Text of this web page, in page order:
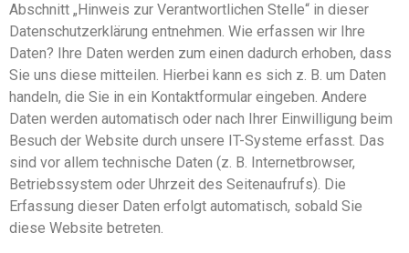
Abschnitt „Hinweis zur Verantwortlichen Stelle“ in dieser
Datenschutzerklärung entnehmen. Wie erfassen wir Ihre
Daten? Ihre Daten werden zum einen dadurch erhoben, dass
Sie uns diese mitteilen. Hierbei kann es sich z. B. um Daten
handeln, die Sie in ein Kontaktformular eingeben. Andere
Daten werden automatisch oder nach Ihrer Einwilligung beim
Besuch der Website durch unsere IT-Systeme erfasst. Das
sind vor allem technische Daten (z. B. Internetbrowser,
Betriebssystem oder Uhrzeit des Seitenaufrufs). Die
Erfassung dieser Daten erfolgt automatisch, sobald Sie
diese Website betreten.